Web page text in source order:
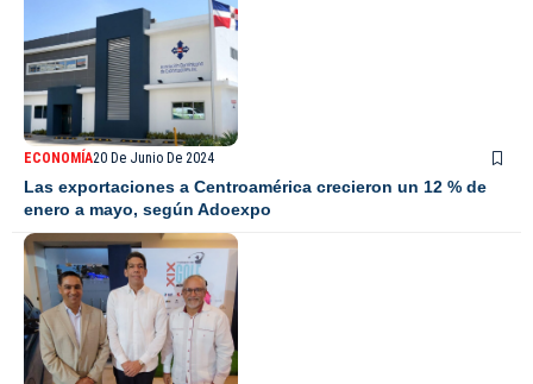
ECONOMÍA20 De Junio De 2024
Las exportaciones a Centroamérica crecieron un 12 % de
enero a mayo, según Adoexpo